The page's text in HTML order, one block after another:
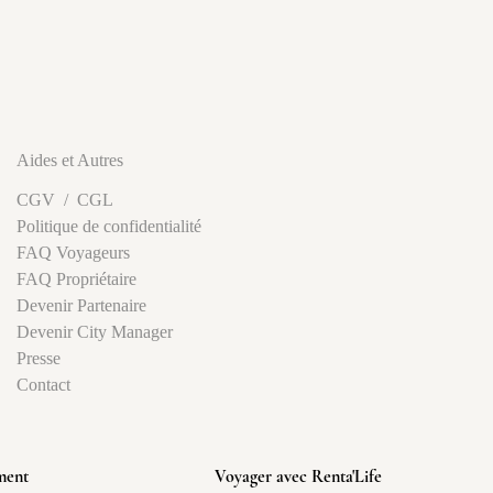
Aides et Autres
CGV / CGL
Politique de confidentialité
FAQ Voyageurs
FAQ Propriétaire
Devenir Partenaire
Devenir City Manager
Presse
Contact
Voyager avec Renta'Life